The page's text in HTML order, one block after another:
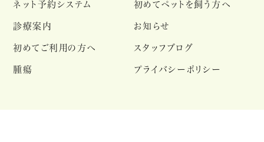
ネット予約システム
診療案内
初めてご利用の方へ
腫瘍
初めてペットを飼う方へ
お知らせ
スタッフブログ
プライバシーポリシー